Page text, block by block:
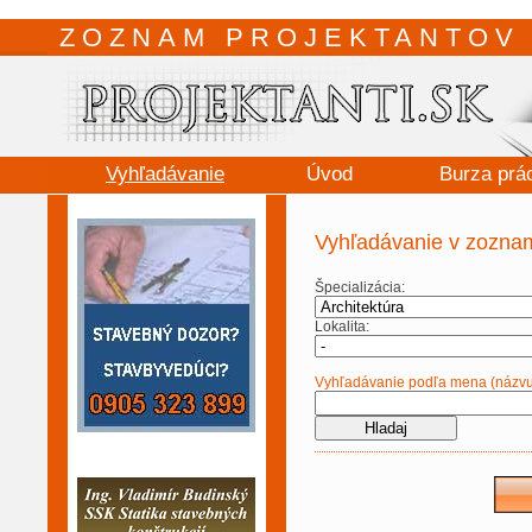
ZOZNAM
Vyhľadávanie Úvod Burza
Vyhľadávanie v
Špecializácia:
Lokalita:
Vyhľadávanie podľa mena